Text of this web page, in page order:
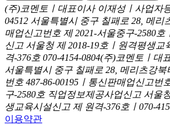
(주)코멘토ㅣ대표이사 이재성ㅣ사업자
04512 서울특별시 중구 칠패로 28, 메리
매업신고번호 제 2021-서울중구-2580
신고 서울청 제 2018-19호ㅣ원격평생교
격-376호 070-4154-0804(주)코멘토ㅣ대
서울특별시 중구 칠패로 28, 메리츠강북
번호 487-86-00195ㅣ통신판매업신고번
구-2580호 직업정보제공사업신고 서울
생교육시설신고 제 원격-376호ㅣ070-
이용약관